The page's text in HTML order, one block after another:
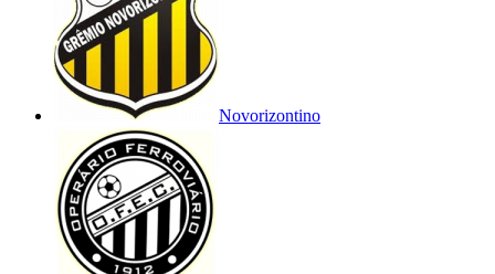
Novorizontino